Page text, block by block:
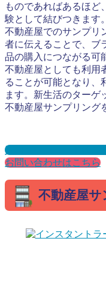
ものであればあるほど
験として結びつきます。
不動産屋でのサンプリ
者に伝えることで、ブ
品の購入につながる可
不動産屋としても利用
ることが可能となり、
ます。新生活のターゲ
不動産屋サンプリング
資料ダウンロードはこ
お問い合わせはこちら
不動産屋